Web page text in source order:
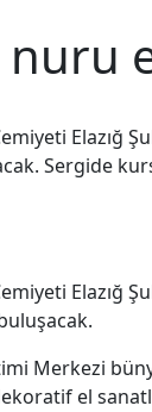
Elazığ
Sergide
Elazığ
Merkezi
el